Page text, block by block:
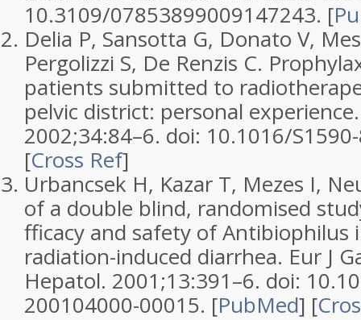
10.3109/07853899009147243. [
Delia P, Sansotta G, Donato V,
Pergolizzi S, De Renzis C.
patients submitted to
pelvic district: personal
2002;34:84–6. doi: 10.1016/
[Cross Ref]
Urbancsek H, Kazar T, Mezes I,
of a double blind, randomised
fficacy and safety of Antibiophilus
radiation-induced diarrhea. Eur J
Hepatol. 2001;13:391–6. doi:
200104000-00015. [PubMed] [